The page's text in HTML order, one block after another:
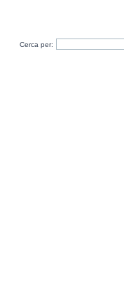
Cerca per: